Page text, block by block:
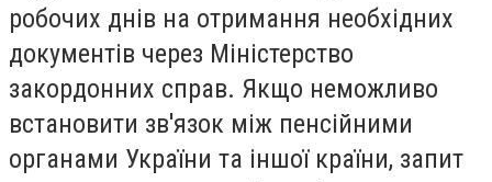
робочих днів на отримання необхідних
документів через Міністерство
закордонних справ. Якщо неможливо
встановити зв'язок між пенсійними
органами України та іншої країни, запит